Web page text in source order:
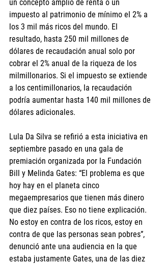
un concepto amplio de renta o un
impuesto al patrimonio de mínimo el 2% a
los 3 mil más ricos del mundo. El
resultado, hasta 250 mil millones de
dólares de recaudación anual solo por
cobrar el 2% anual de la riqueza de los
milmillonarios. Si el impuesto se extiende
a los centimillonarios, la recaudación
podría aumentar hasta 140 mil millones de
dólares adicionales.
Lula Da Silva se refirió a esta iniciativa en
septiembre pasado en una gala de
premiación organizada por la Fundación
Bill y Melinda Gates: “El problema es que
hoy hay en el planeta cinco
megaempresarios que tienen más dinero
que diez países. Eso no tiene explicación.
No estoy en contra de los ricos, estoy en
contra de que las personas sean pobres”,
denunció ante una audiencia en la que
estaba justamente Gates, una de las diez